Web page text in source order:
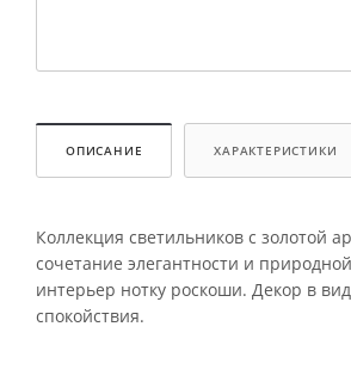
ОПИСАНИЕ ХАРАКТЕРИСТИКИ
Коллекция светильников с золотой
сочетание элегантности и
интерьер нотку роскоши. Декор в
спокойствия.